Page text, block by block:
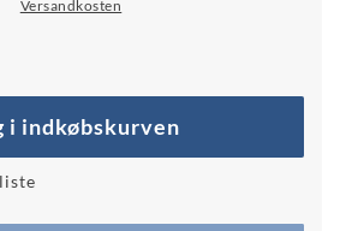
Versandkosten
i indkøbskurven